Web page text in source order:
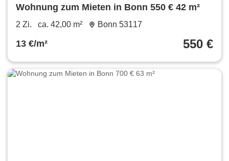
Wohnung zum Mieten in Bonn 550 € 42 m²
2 Zi. ca. 42,00 m² Bonn 53117
13 €/m² 550 €